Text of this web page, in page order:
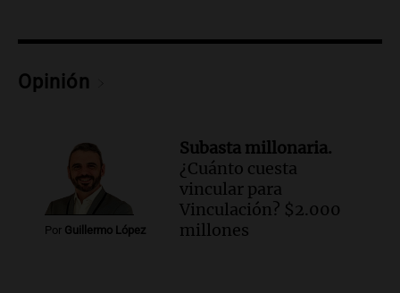
sobre la muerte del kitesurfista en
Santa Fe.
Audio.
José Roccuzzo, cortes de carne y
compras de Antonella: bromas en
Rosario.
Ahora país
Opinión
Por Guillermo López
Subasta millonaria.
¿Cuánto cuesta
vincular para
Vinculación? $2.000
millones